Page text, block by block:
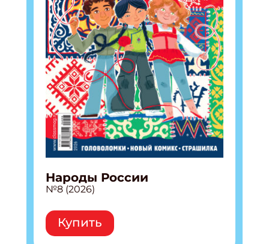
Народы России
№8 (2026)
Купить